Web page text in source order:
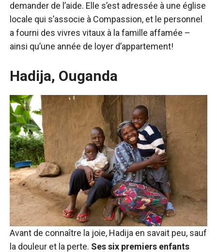
demander de l’aide. Elle s’est adressée à une église
locale qui s’associe à Compassion, et le personnel
a fourni des vivres vitaux à la famille affamée –
ainsi qu’une année de loyer d’appartement!
Hadija, Ouganda
Avant de connaître la joie, Hadija en savait peu, sauf
la douleur et la perte. Ses six premiers enfants